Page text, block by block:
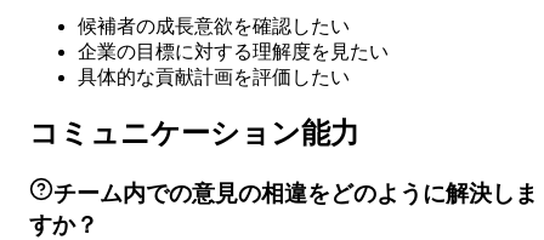
候補者の成長意欲を確認したい
企業の目標に対する理解度を見たい
具体的な貢献計画を評価したい
コミュニケーション能力
チーム内での意見の相違をどのように解決しま
すか？